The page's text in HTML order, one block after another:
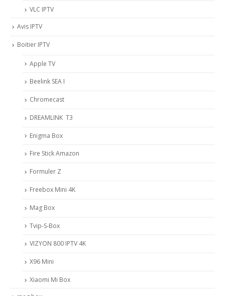
VLC IPTV
Avis IPTV
Boitier IPTV
Apple TV
Beelink SEA I
Chromecast
DREAMLINK T3
Enigma Box
Fire Stick Amazon
Formuler Z
Freebox Mini 4K
Mag Box
Tvip-S-Box
VIZYON 800 IPTV 4K
X96 Mini
Xiaomi Mi Box